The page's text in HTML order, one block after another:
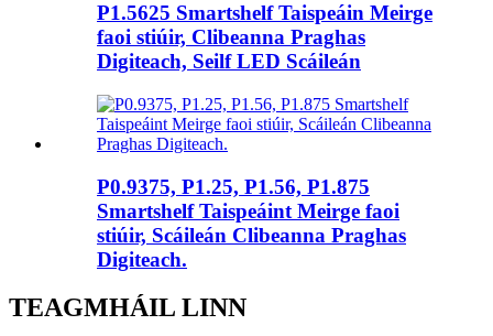
P1.5625 Smartshelf Taispeáin Meirge
faoi stiúir, Clibeanna Praghas
Digiteach, Seilf LED Scáileán
P0.9375, P1.25, P1.56, P1.875
Smartshelf Taispeáint Meirge faoi
stiúir, Scáileán Clibeanna Praghas
Digiteach.
TEAGMHÁIL LINN